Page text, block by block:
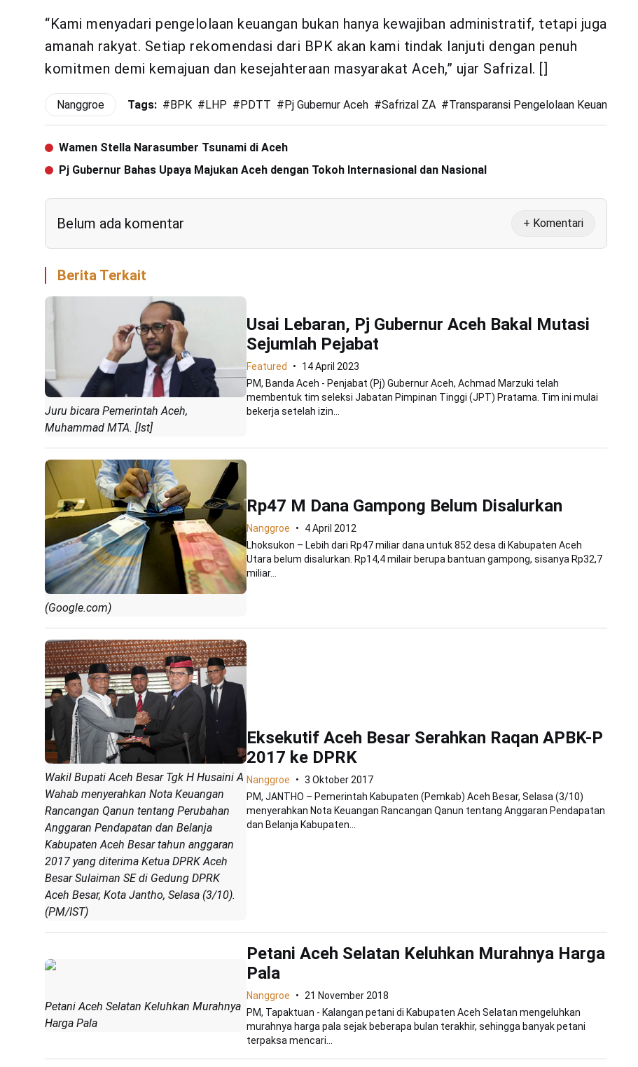
“Kami menyadari pengelolaan keuangan bukan hanya kewajiban administratif, tetapi juga
amanah rakyat. Setiap rekomendasi dari BPK akan kami tindak lanjuti dengan penuh
komitmen demi kemajuan dan kesejahteraan masyarakat Aceh,” ujar Safrizal. []
Nanggroe Tags: # BPK # LHP # PDTT # Pj Gubernur Aceh #Safrizal ZA #Transparansi Pengelolaan Keuangan
Wamen Stella Narasumber Tsunami di Aceh
Pj Gubernur Bahas Upaya Majukan Aceh dengan Tokoh Internasional dan Nasional
Belum ada komentar + Komentari
Berita Terkait
Juru bicara Pemerintah Aceh,
Muhammad MTA. [Ist]
Usai Lebaran, Pj Gubernur Aceh Bakal Mutasi
Sejumlah Pejabat
Featured
14 April 2023
PM, Banda Aceh - Penjabat (Pj) Gubernur Aceh, Achmad Marzuki telah
membentuk tim seleksi Jabatan Pimpinan Tinggi (JPT) Pratama. Tim ini mulai
bekerja setelah izin...
(Google.com)
Rp47 M Dana Gampong Belum Disalurkan
Nanggroe
4 April 2012
Lhoksukon – Lebih dari Rp47 miliar dana untuk 852 desa di Kabupaten Aceh
Utara belum disalurkan. Rp14,4 milair berupa bantuan gampong, sisanya Rp32,7
miliar...
Wakil Bupati Aceh Besar Tgk H Husaini A
Wahab menyerahkan Nota Keuangan
Rancangan Qanun tentang Perubahan
Anggaran Pendapatan dan Belanja
Kabupaten Aceh Besar tahun anggaran
2017 yang diterima Ketua DPRK Aceh
Besar Sulaiman SE di Gedung DPRK
Aceh Besar, Kota Jantho, Selasa (3/10).
(PM/IST)
Eksekutif Aceh Besar Serahkan Raqan APBK-P
2017 ke DPRK
Nanggroe
3 Oktober 2017
PM, JANTHO – Pemerintah Kabupaten (Pemkab) Aceh Besar, Selasa (3/10)
menyerahkan Nota Keuangan Rancangan Qanun tentang Anggaran Pendapatan
dan Belanja Kabupaten...
Petani Aceh Selatan Keluhkan Murahnya
Harga Pala
Petani Aceh Selatan Keluhkan Murahnya Harga
Pala
Nanggroe
21 November 2018
PM, Tapaktuan - Kalangan petani di Kabupaten Aceh Selatan mengeluhkan
murahnya harga pala sejak beberapa bulan terakhir, sehingga banyak petani
terpaksa mencari...